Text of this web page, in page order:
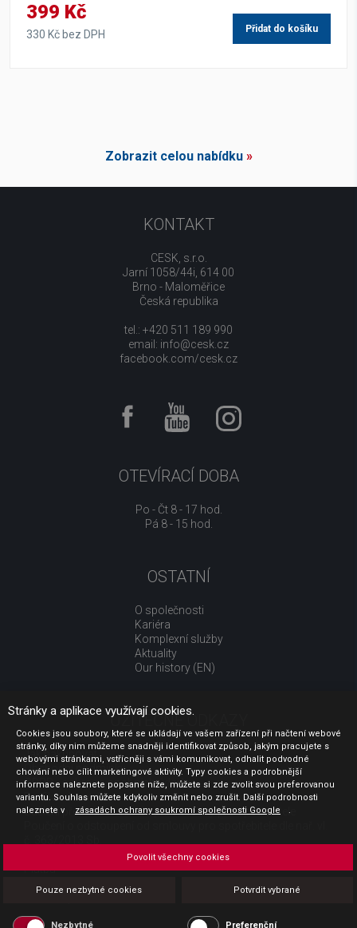
399 Kč
330 Kč bez DPH Přidat do košíku
Zobrazit celou nabídku»
KONTAKT
CESK, s.r.o.
Jarní 1058/44i, 614 00
Brno - Maloměřice
Česká republika
tel.: +420 511 189 990
email: info@cesk.cz
facebook.com/cesk.cz
OTEVÍRACÍ DOBA
Po - Čt 8 - 17 hod.
Pá 8 - 15 hod.
OSTATNÍ
O společnosti
Kariéra
Komplexní služby
Aktuality
Our history (EN)
UŽITEČNÉ ODKAZY
Jak nakupovat
Obchodní podmínky
GDPR - ochrana osobních údajů
Profil zadavatele
Sdělení před uzavřením kupní smlouvy pro spotřebitele
Platba
Povinná publicita
Stránky a aplikace využívají cookies.
Cookies jsou soubory, které se ukládají ve vašem zařízení při načtení webové
stránky, díky nim můžeme snadněji identifikovat způsob, jakým pracujete s
webovými stránkami, vstřícněji s vámi komunikovat, odhalit podvodné
chování nebo cílit marketingové aktivity. Typy cookies a podrobnější
informace naleznete popsané níže, můžete si zde zvolit svou preferovanou
variantu. Souhlas můžete kdykoliv změnit nebo zrušit. Další podrobnosti
naleznete v
zásadách ochrany soukromí společnosti Google .
Pouze nezbytné cookies Potvrdit vybrané
Povolit všechny cookies
Nezbytné Preferenční